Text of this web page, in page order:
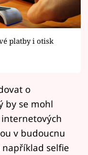
platby i otisk
o
by se mohl
v budoucnu
selfie